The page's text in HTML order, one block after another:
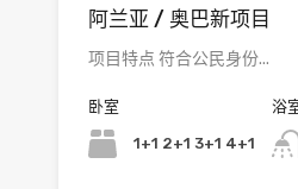
阿兰亚 / 奥巴新项目
项目特点 符合公民身份...
卧室
1+1 2+1 3+1 4+1
浴